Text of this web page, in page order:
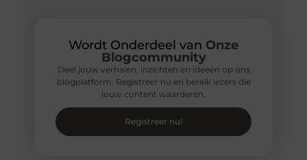
Wordt Onderdeel van Onze
Blogcommunity
Deel jouw verhalen, inzichten en ideeën op ons
blogplatform. Registreer nu en bereik lezers die
jouw content waarderen.
Registreer nu!